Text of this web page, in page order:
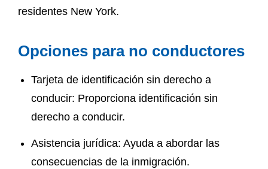
residentes New York.
Opciones para no conductores
Tarjeta de identificación sin derecho a
conducir: Proporciona identificación sin
derecho a conducir.
Asistencia jurídica: Ayuda a abordar las
consecuencias de la inmigración.